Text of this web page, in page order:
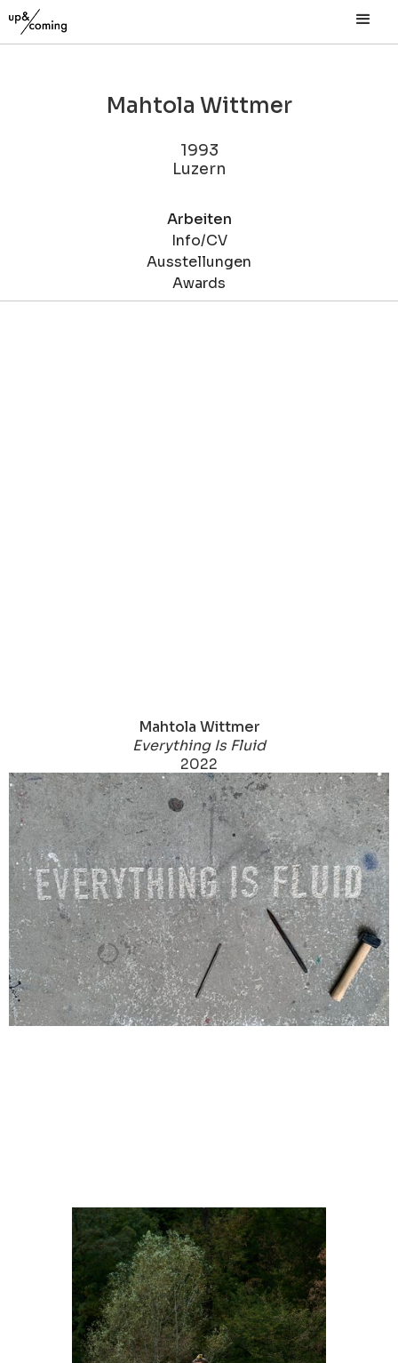
Mahtola Wittmer
1993
Luzern
Arbeiten
Info/CV
Ausstellungen
Awards
Mahtola Wittmer
Everything Is Fluid
2022
Mahtola Wittmer
o.T.
2022